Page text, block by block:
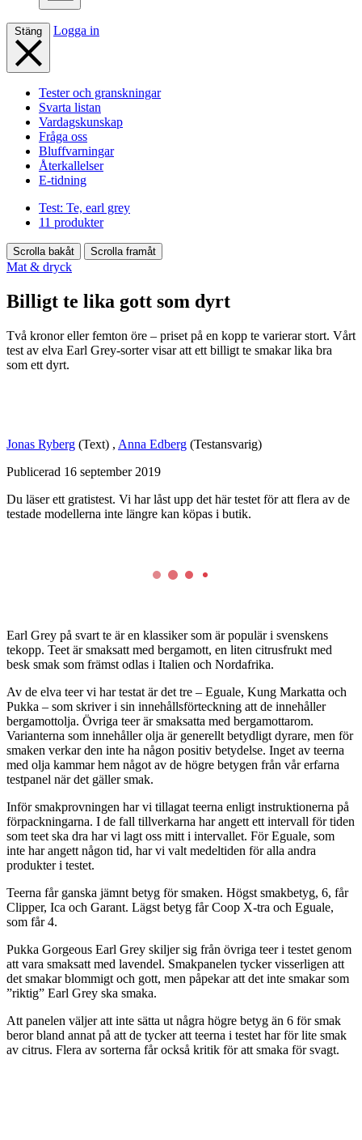
Stäng Logga in
Tester och granskningar
Svarta listan
Vardagskunskap
Fråga oss
Bluffvarningar
Återkallelser
E-tidning
Test: Te, earl grey
11 produkter
Scrolla bakåt Scrolla framåt
Mat & dryck
Billigt te lika gott som dyrt
Två kronor eller femton öre – priset på en kopp te varierar stort. Vårt
test av elva Earl Grey-sorter visar att ett billigt te smakar lika bra
som ett dyrt.
Jonas Ryberg (Text) , Anna Edberg (Testansvarig)
Publicerad 16 september 2019
Du läser ett gratistest. Vi har låst upp det här testet för att flera av de
testade modellerna inte längre kan köpas i butik.
Earl Grey på svart te är en klassiker som är populär i svenskens
tekopp. Teet är smaksatt med bergamott, en liten citrusfrukt med
besk smak som främst odlas i Italien och Nordafrika.
Av de elva teer vi har testat är det tre – Eguale, Kung Markatta och
Pukka – som skriver i sin innehållsförteckning att de innehåller
bergamottolja. Övriga teer är smaksatta med bergamottarom.
Varianterna som innehåller olja är generellt betydligt dyrare, men för
smaken verkar den inte ha någon positiv betydelse. Inget av teerna
med olja kammar hem något av de högre betygen från vår erfarna
testpanel när det gäller smak.
Inför smakprovningen har vi tillagat teerna enligt instruktionerna på
förpackningarna. I de fall tillverkarna har angett ett intervall för tiden
som teet ska dra har vi lagt oss mitt i intervallet. För Eguale, som
inte har angett någon tid, har vi valt medeltiden för alla andra
produkter i testet.
Teerna får ganska jämnt betyg för smaken. Högst smakbetyg, 6, får
Clipper, Ica och Garant. Lägst betyg får Coop X-tra och Eguale,
som får 4.
Pukka Gorgeous Earl Grey skiljer sig från övriga teer i testet genom
att vara smaksatt med lavendel. Smakpanelen tycker visserligen att
det smakar blommigt och gott, men påpekar att det inte smakar som
”riktig” Earl Grey ska smaka.
Att panelen väljer att inte sätta ut några högre betyg än 6 för smak
beror bland annat på att de tycker att teerna i testet har för lite smak
av citrus. Flera av sorterna får också kritik för att smaka för svagt.